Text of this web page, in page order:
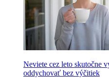
Neviete cez leto skutočne
oddychovať bez výčitiek